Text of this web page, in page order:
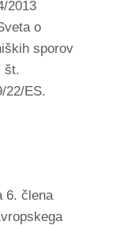
2013
o
sporov
št.
22/ES.
6. člena